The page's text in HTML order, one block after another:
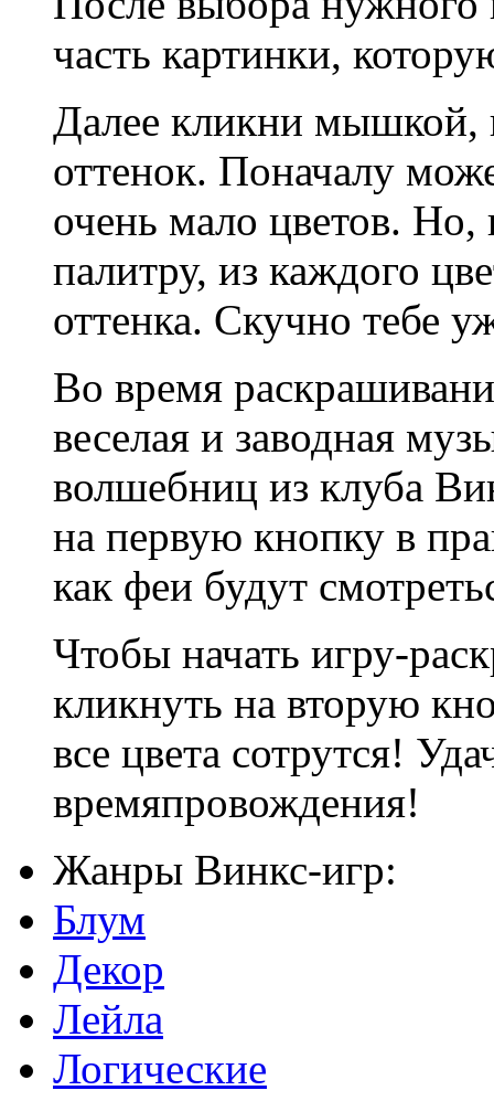
часть картинки,
Далее кликни мышкой,
оттенок. Поначалу
очень мало цветов. Но,
палитру, из каждого
оттенка. Скучно тебе
Во время
веселая и заводная
волшебниц из клуба
на первую кнопку в
как феи будут
Чтобы начать игру-
кликнуть на вторую
все цвета сотрутся!
времяпровождения!
Жанры Винкс-игр:
Блум
Декор
Лейла
Логические